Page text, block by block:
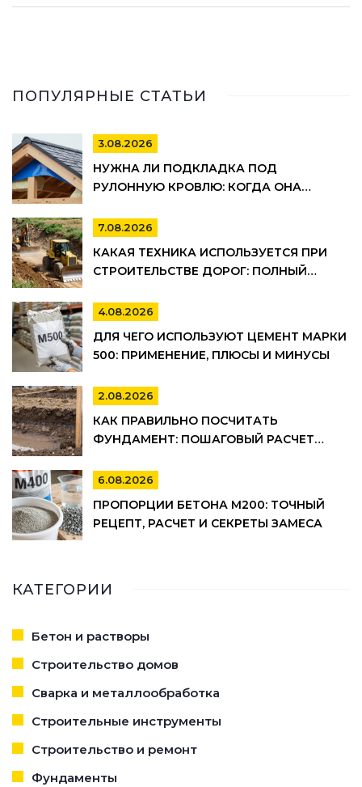
ПОПУЛЯРНЫЕ СТАТЬИ
3.08.2026
НУЖНА ЛИ ПОДКЛАДКА ПОД
РУЛОННУЮ КРОВЛЮ: КОГДА ОНА
СЭКОНОМИТЬ
7.08.2026
КАКАЯ ТЕХНИКА ИСПОЛЬЗУЕТСЯ ПРИ
СТРОИТЕЛЬСТВЕ ДОРОГ: ПОЛНЫЙ
4.08.2026
ДЛЯ ЧЕГО ИСПОЛЬЗУЮТ ЦЕМЕНТ МАРКИ
500: ПРИМЕНЕНИЕ, ПЛЮСЫ И МИНУСЫ
2.08.2026
КАК ПРАВИЛЬНО ПОСЧИТАТЬ
ФУНДАМЕНТ: ПОШАГОВЫЙ РАСЧЕТ
ОПАЛУБКИ
6.08.2026
ПРОПОРЦИИ БЕТОНА М200: ТОЧНЫЙ
РЕЦЕПТ, РАСЧЕТ И СЕКРЕТЫ ЗАМЕСА
КАТЕГОРИИ
Бетон и растворы
Строительство домов
Сварка и металлообработка
Строительные инструменты
Строительство и ремонт
Фундаменты